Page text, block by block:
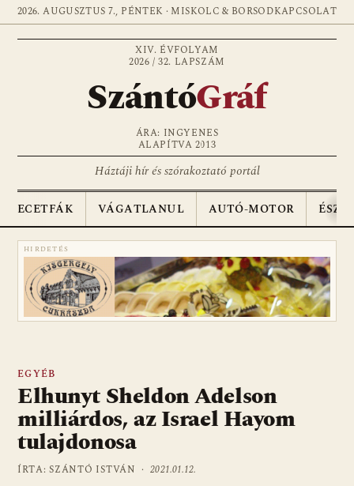
2026. AUGUSZTUS 7., PÉNTEK · MISKOLC & BORSODKAPCSOLAT
XIV. ÉVFOLYAM
2026 / 32. LAPSZÁM
SzántóGráf
ÁRA: INGYENES
ALAPÍTVA 2013
Háztáji hír és szórakoztató portál
ECETFÁK VÁGATLANUL AUTÓ-MOTOR
HIRDETÉS
EGYÉB
Elhunyt Sheldon Adelson
milliárdos, az Israel Hayom
tulajdonosa
ÍRTA: SZÁNTÓ ISTVÁN ·2021.01.12.